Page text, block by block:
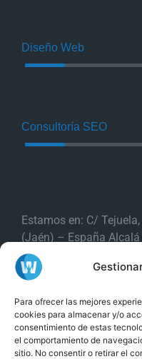
Para ofrecer las mejores
cookies para almacenar y/o
consentimiento de estas
el comportamiento de
sitio. No consentir o retirar el
Diseño Web
Consultoría SEO
Estamos en: C/
(Jaén) – España
ISPGestión
Tel. (+34) 853